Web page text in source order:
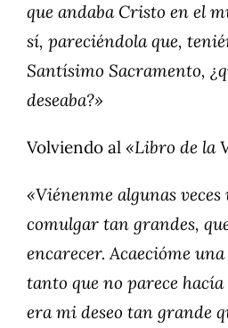
que andaba Cristo en el
sí, pareciéndola que,
Santísimo Sacramento,
deseaba?»
Volviendo al «Libro de la
«Viénenme algunas veces
comulgar tan grandes,
encarecer. Acaecióme
tanto que no parece
era mi deseo tan grande